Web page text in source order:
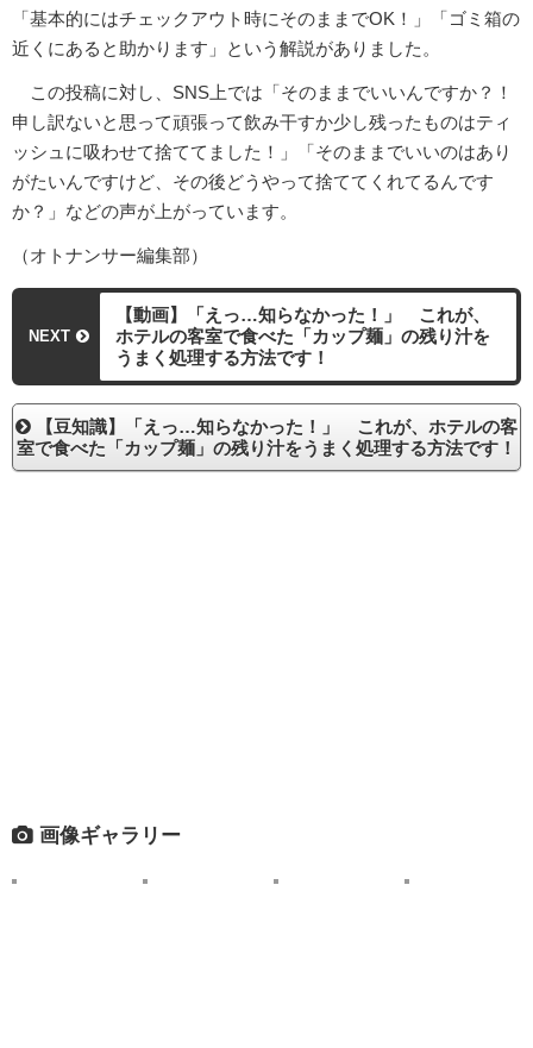
「基本的にはチェックアウト時にそのままでOK！」「ゴミ箱の
近くにあると助かります」という解説がありました。
この投稿に対し、SNS上では「そのままでいいんですか？！
申し訳ないと思って頑張って飲み干すか少し残ったものはティ
ッシュに吸わせて捨ててました！」「そのままでいいのはあり
がたいんですけど、その後どうやって捨ててくれてるんです
か？」などの声が上がっています。
（オトナンサー編集部）
NEXT
【動画】「えっ…知らなかった！」 これが、
ホテルの客室で食べた「カップ麺」の残り汁を
うまく処理する方法です！
【豆知識】「えっ…知らなかった！」 これが、ホテルの客
室で食べた「カップ麺」の残り汁をうまく処理する方法です！
画像ギャラリー